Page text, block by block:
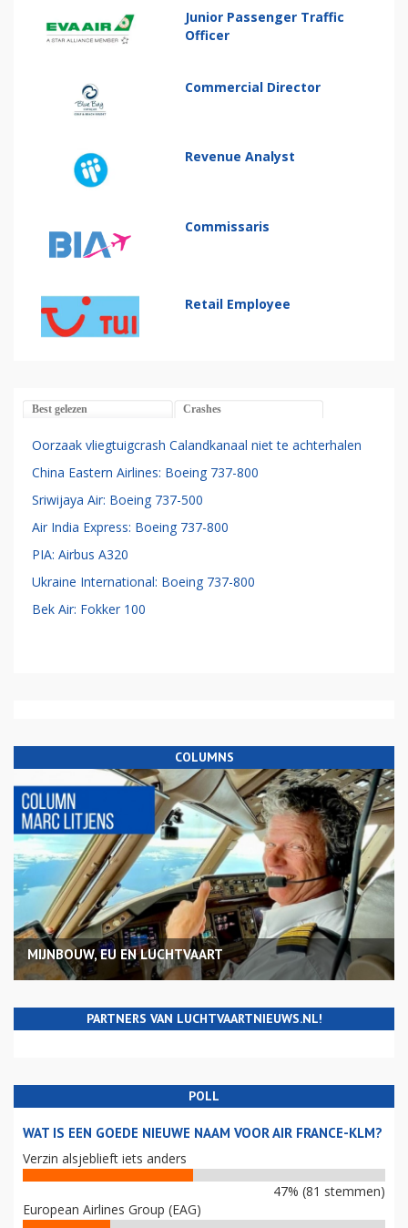
Junior Passenger Traffic
Officer
Commercial Director
Revenue Analyst
Commissaris
Retail Employee
Best gelezen Crashes
Oorzaak vliegtuigcrash Calandkanaal niet te achterhalen
China Eastern Airlines: Boeing 737-800
Sriwijaya Air: Boeing 737-500
Air India Express: Boeing 737-800
PIA: Airbus A320
Ukraine International: Boeing 737-800
Bek Air: Fokker 100
COLUMNS
MIJNBOUW, EU EN LUCHTVAART
PARTNERS VAN LUCHTVAARTNIEUWS.NL!
POLL
WAT IS EEN GOEDE NIEUWE NAAM VOOR AIR FRANCE-KLM?
Verzin alsjeblieft iets anders
47% (81 stemmen)
European Airlines Group (EAG)